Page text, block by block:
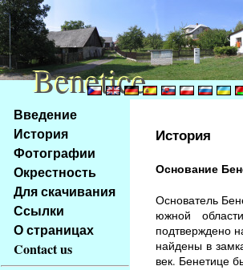
Na
obsah
stránky
Klávesové
zkratky
tomto
webu
základní
Введение
История
Фотографии
Окрестность
Для скачивания
Ссылки
О страницах
Contact us
История
Основание
Основатель
южной
подтверждено
найдены в
век. Бенетице
Benetice
Benetice